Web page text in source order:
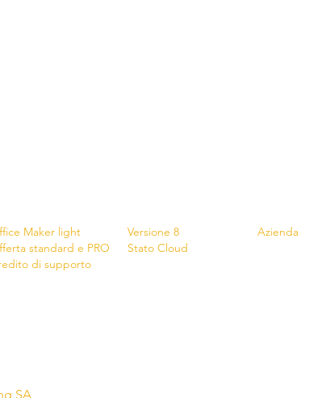
Maker light
standard e PRO
di supporto
Versione 8
Stato Cloud
Azienda
SA